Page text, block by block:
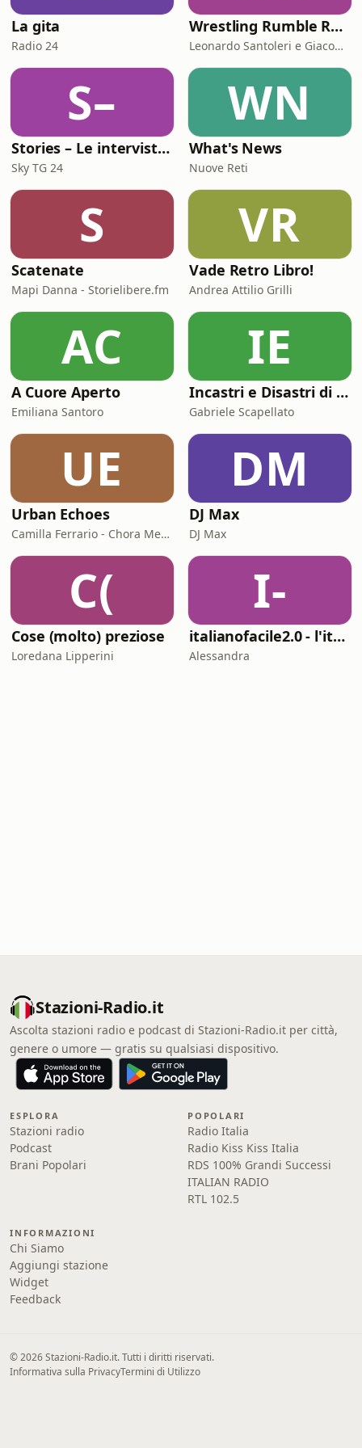
La gita
Radio 24
Wrestling Rumble Room Podcast
Leonardo Santoleri e Giacomo Toniaccini
S–
Stories – Le interviste di Omar Schillaci
Sky TG 24
WN
What's News
Nuove Reti
S
Scatenate
Mapi Danna - Storielibere.fm
VR
Vade Retro Libro!
Andrea Attilio Grilli
AC
A Cuore Aperto
Emiliana Santoro
IE
Incastri e Disastri di Coppia
Gabriele Scapellato
UE
Urban Echoes
Camilla Ferrario - Chora Media
DM
DJ Max
DJ Max
C(
Cose (molto) preziose
Loredana Lipperini
I-
italianofacile2.0 - l'italiano con le canzoni
Alessandra
Stazioni-Radio.it
Ascolta stazioni radio e podcast di Stazioni-Radio.it per città,
genere o umore — gratis su qualsiasi dispositivo.
ESPLORA
Stazioni radio
Podcast
Brani Popolari
POPOLARI
Radio Italia
Radio Kiss Kiss Italia
RDS 100% Grandi Successi
ITALIAN RADIO
RTL 102.5
INFORMAZIONI
Chi Siamo
Aggiungi stazione
Widget
Feedback
© 2026 Stazioni-Radio.it. Tutti i diritti riservati.
Informativa sulla PrivacyTermini di Utilizzo